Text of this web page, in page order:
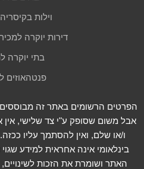
וילות
דירות יוקרה
בתי יוקרה
פנטהאוזים
הפרטים הרשומים באתר זה מבוססים
אבל משום שסופק ע"י צד שלישי, אין
ו/או שלם, ואין להסתמך עליו
בינלאומי אינה אחראית למידע
האתר ושומרת את הזכות